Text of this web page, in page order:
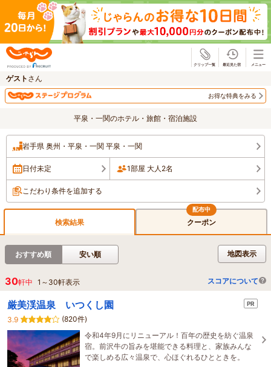
ゲスト さん
お得な特典をみる
平泉・一関のホテル・旅館・宿泊施設
岩手県 奥州・平泉・一関 平泉・一関
日付未定 1部屋 大人2名
こだわり条件を追加する
検索結果 クーポン
地図表示
おすすめ順 安い順
30軒中 1 ～ 30軒表示 スコアについて
厳美渓温泉 いつくし園 PR
3.9
(820件)
令和4年9月にリニューアル！百年の歴史を紡ぐ温泉
宿。前沢牛の旨みを堪能できる料理と、家族みんな
で楽しめる広々温泉で、心ほぐれるひとときを。